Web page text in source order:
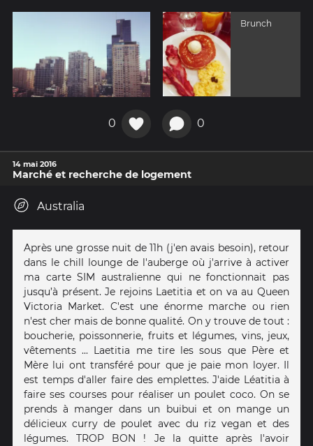
Brunch
0 0
14 mai 2016
Marché et recherche de logement
Australia
Après une grosse nuit de 11h (j'en avais besoin), retour
dans le chill lounge de l'auberge où j'arrive à activer
ma carte SIM australienne qui ne fonctionnait pas
jusqu’à présent. Je rejoins Laetitia et on va au Queen
Victoria Market. C'est une énorme marche ou rien
n'est cher mais de bonne qualité. On y trouve de tout :
boucherie, poissonnerie, fruits et légumes, vins, jeux,
vêtements ... Laetitia me tire les sous que Père et
Mère lui ont transféré pour que je paie mon loyer. Il
est temps d'aller faire des emplettes. J'aide Léatitia à
faire ses courses pour réaliser un poulet coco. On se
prends à manger dans un buibui et on mange un
délicieux curry de poulet avec du riz vegan et des
légumes. TROP BON ! Je la quitte après l'avoir